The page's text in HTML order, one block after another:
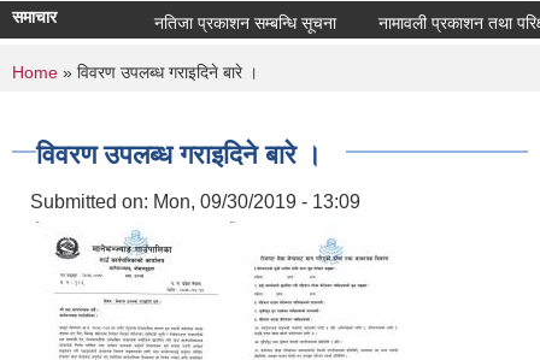
समाचार नतिजा प्रकाशन सम्बन्धि सूचना नामावली प्रकाशन तथा
You are here
Home » विवरण उपलब्ध गराइदिने बारे ।
विवरण उपलब्ध गराइदिने बारे ।
Submitted on: Mon, 09/30/2019 - 13:09